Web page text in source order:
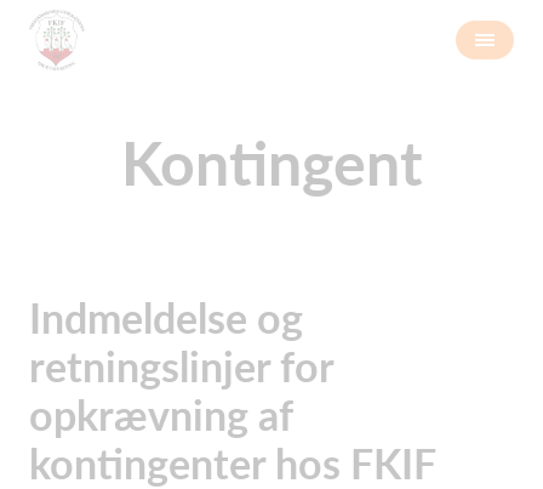
Kontingent
Indmeldelse og
retningslinjer for
opkrævning af
kontingenter hos FKIF